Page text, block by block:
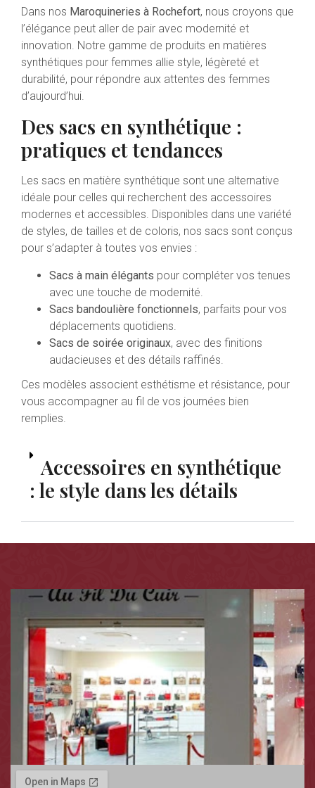
Dans nos Maroquineries à Rochefort, nous croyons que
l’élégance peut aller de pair avec modernité et
innovation. Notre gamme de produits en matières
synthétiques pour femmes allie style, légèreté et
durabilité, pour répondre aux attentes des femmes
d’aujourd’hui.
Des sacs en synthétique :
pratiques et tendances
Les sacs en matière synthétique sont une alternative
idéale pour celles qui recherchent des accessoires
modernes et accessibles. Disponibles dans une variété
de styles, de tailles et de coloris, nos sacs sont conçus
pour s’adapter à toutes vos envies :
Sacs à main élégants pour compléter vos tenues
avec une touche de modernité.
Sacs bandoulière fonctionnels, parfaits pour vos
déplacements quotidiens.
Sacs de soirée originaux, avec des finitions
audacieuses et des détails raffinés.
Ces modèles associent esthétisme et résistance, pour
vous accompagner au fil de vos journées bien
remplies.
Accessoires en synthétique
: le style dans les détails